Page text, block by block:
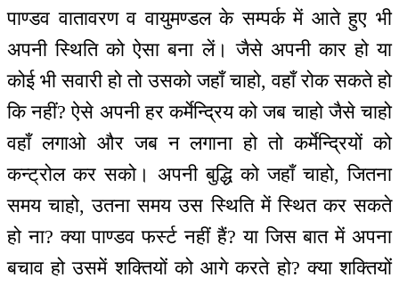
पाण्डव वातावरण व वायुमण्डल के सम्पर्क में आते हुए भी
अपनी स्थिति को ऐसा बना लें। जैसे अपनी कार हो या
कोई भी सवारी हो तो उसको जहाँ चाहो, वहाँ रोक सकते हो
कि नहीं? ऐसे अपनी हर कर्मेन्द्रिय को जब चाहो जैसे चाहो
वहाँ लगाओ और जब न लगाना हो तो कर्मेन्द्रियों को
कन्ट्रोल कर सको। अपनी बुद्धि को जहाँ चाहो, जितना
समय चाहो, उतना समय उस स्थिति में स्थित कर सकते
हो ना? क्या पाण्डव फर्स्ट नहीं हैं? या जिस बात में अपना
बचाव हो उसमें शक्तियों को आगे करते हो? क्या शक्तियों